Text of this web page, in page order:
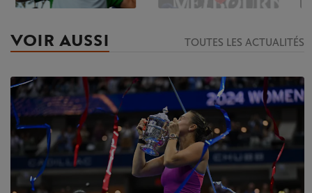
VOIR AUSSI TOUTES LES ACTUALITÉS